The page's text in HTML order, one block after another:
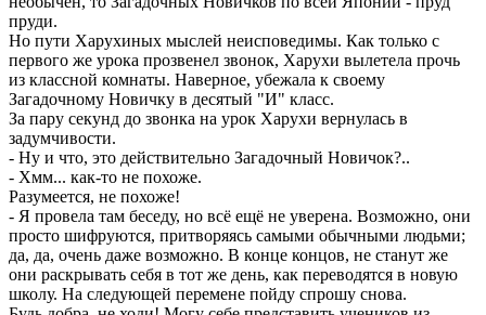
пруди.
Но пути Харухиных мыслей неисповедимы. Как только с
первого же урока прозвенел звонок, Харухи вылетела прочь
из классной комнаты. Наверное, убежала к своему
Загадочному Новичку в десятый "И" класс.
За пару секунд до звонка на урок Харухи вернулась в
задумчивости.
- Ну и что, это действительно Загадочный Новичок?..
- Хмм... как-то не похоже.
Разумеется, не похоже!
- Я провела там беседу, но всё ещё не уверена. Возможно, они
просто шифруются, притворяясь самыми обычными людьми;
да, да, очень даже возможно. В конце концов, не станут же
они раскрывать себя в тот же день, как переводятся в новую
школу. На следующей перемене пойду спрошу снова.